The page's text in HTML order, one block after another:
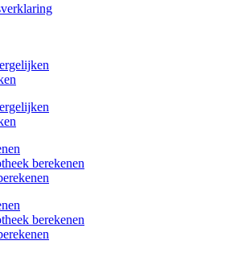
berekenen
berekenen